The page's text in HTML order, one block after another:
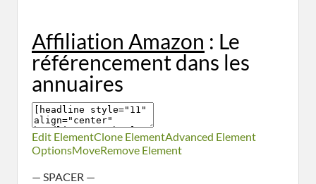
Affiliation Amazon : Le
référencement dans les
annuaires
Edit ElementClone ElementAdvanced Element
OptionsMoveRemove Element
— SPACER —